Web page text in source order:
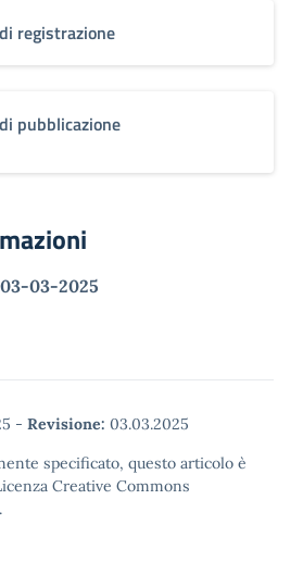
registrazione
pubblicazione
03-03-2025
- Revisione: 03.03.2025
specificato, questo articolo è
Creative Commons